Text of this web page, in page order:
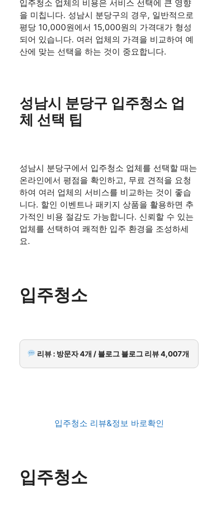
입주청소 업체의 비용은 서비스 선택에 큰 영향
을 미칩니다. 성남시 분당구의 경우, 일반적으로
평당 10,000원에서 15,000원의 가격대가 형성
되어 있습니다. 여러 업체의 가격을 비교하여 예
산에 맞는 선택을 하는 것이 중요합니다.
성남시 분당구 입주청소 업
체 선택 팁
성남시 분당구에서 입주청소 업체를 선택할 때는
온라인에서 평점을 확인하고, 무료 견적을 요청
하여 여러 업체의 서비스를 비교하는 것이 좋습
니다. 할인 이벤트나 패키지 상품을 활용하면 추
가적인 비용 절감도 가능합니다. 신뢰할 수 있는
업체를 선택하여 쾌적한 입주 환경을 조성하세
요.
입주청소
리뷰 : 방문자 4개 / 블로그 블로그 리뷰 4,007개
입주청소 리뷰&정보 바로확인
입주청소